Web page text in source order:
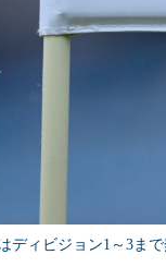
ディビジョン1～3ま